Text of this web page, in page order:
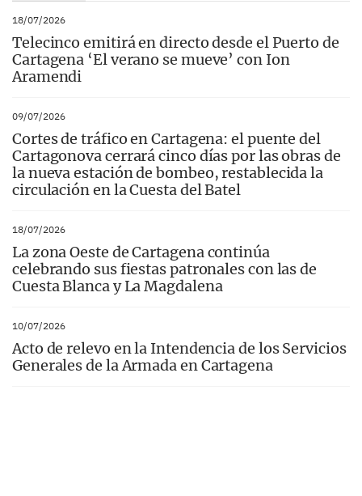
18/07/2026
Telecinco emitirá en directo desde el Puerto de
Cartagena ‘El verano se mueve’ con Ion
Aramendi
09/07/2026
Cortes de tráfico en Cartagena: el puente del
Cartagonova cerrará cinco días por las obras de
la nueva estación de bombeo, restablecida la
circulación en la Cuesta del Batel
18/07/2026
La zona Oeste de Cartagena continúa
celebrando sus fiestas patronales con las de
Cuesta Blanca y La Magdalena
10/07/2026
Acto de relevo en la Intendencia de los Servicios
Generales de la Armada en Cartagena